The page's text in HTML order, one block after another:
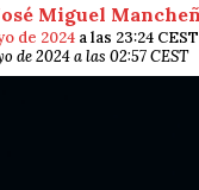
Miguel
de 2024 a las 23:24 CEST
de 2024 a las 02:57 CEST